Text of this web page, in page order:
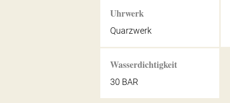
Uhrwerk
Quarzwerk
Wasserdichtigkeit
30 BAR